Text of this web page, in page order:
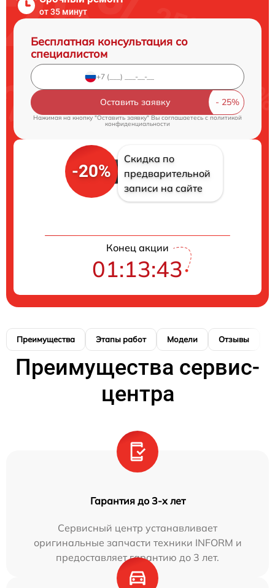
от 35 минут
Бесплатная консультация со
специалистом
Оставить заявку
Нажимая на кнопку "Оставить заявку" Вы соглашаетесь cполитикой
конфиденциальности
-20%
Скидка по
предварительной
записи на сайте
Конец акции
01:13:43
Преимущества Этапы работ Модели Отзывы
Преимущества сервис-
центра
Гарантия до 3-х лет
Сервисный центр устанавливает
оригинальные запчасти техники INFORM и
предоставляет гарантию до 3 лет.